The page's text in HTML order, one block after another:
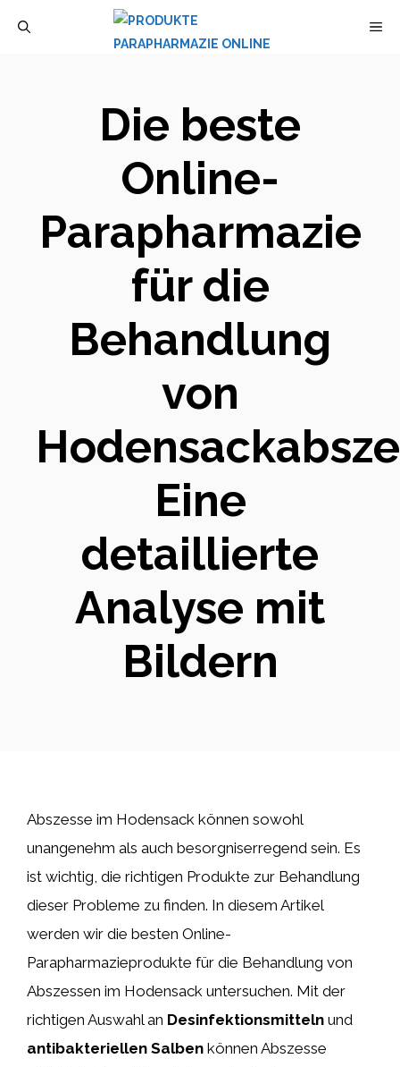
Die beste
Online-
Parapharmazie
für die
Behandlung
von
Eine
detaillierte
Analyse mit
Bildern
Abszesse im Hodensack können sowohl
unangenehm als auch besorgniserregend sein. Es
ist wichtig, die richtigen Produkte zur Behandlung
dieser Probleme zu finden. In diesem Artikel
werden wir die besten Online-
Parapharmazieprodukte für die Behandlung von
Abszessen im Hodensack untersuchen. Mit der
richtigen Auswahl an Desinfektionsmitteln und
antibakteriellen Salben können Abszesse